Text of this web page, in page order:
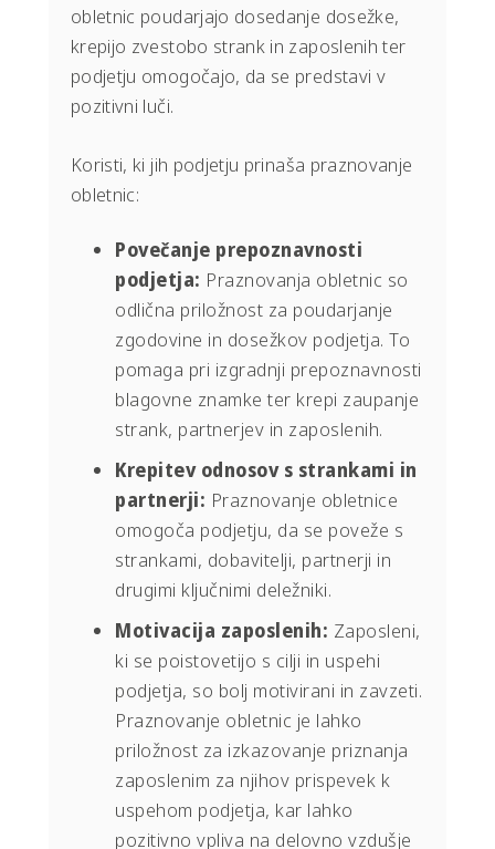
obletnic poudarjajo dosedanje dosežke,
krepijo zvestobo strank in zaposlenih ter
podjetju omogočajo, da se predstavi v
pozitivni luči.
Koristi, ki jih podjetju prinaša praznovanje
obletnic:
Povečanje prepoznavnosti
podjetja: Praznovanja obletnic so
odlična priložnost za poudarjanje
zgodovine in dosežkov podjetja. To
pomaga pri izgradnji prepoznavnosti
blagovne znamke ter krepi zaupanje
strank, partnerjev in zaposlenih.
Krepitev odnosov s strankami in
partnerji: Praznovanje obletnice
omogoča podjetju, da se poveže s
strankami, dobavitelji, partnerji in
drugimi ključnimi deležniki.
Motivacija zaposlenih: Zaposleni,
ki se poistovetijo s cilji in uspehi
podjetja, so bolj motivirani in zavzeti.
Praznovanje obletnic je lahko
priložnost za izkazovanje priznanja
zaposlenim za njihov prispevek k
uspehom podjetja, kar lahko
pozitivno vpliva na delovno vzdušje